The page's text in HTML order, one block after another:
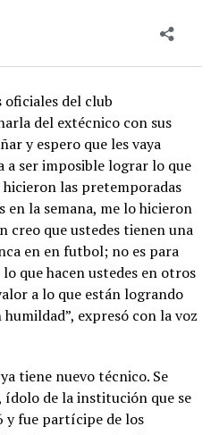
del club
del extécnico con sus
y espero que les vaya
a ser imposible lograr lo que
hicieron las pretemporadas
la semana, me lo hicieron
creo que ustedes tienen una
en en futbol; no es para
que hacen ustedes en otros
a lo que están logrando
expresó con la voz
tiene nuevo técnico. Se
de la institución que se
y fue partícipe de los